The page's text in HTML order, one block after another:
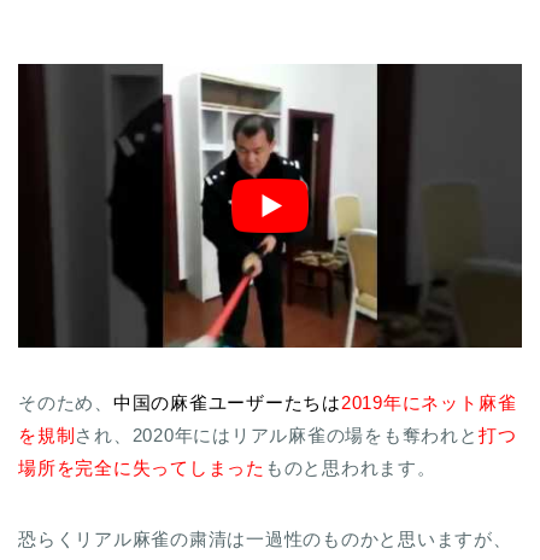
そのため、 中国の麻雀ユーザーたちは2019年にネット麻雀
を規制 され、2020年にはリアル麻雀の場をも奪われと 打つ
場所を完全に失ってしまった ものと思われます。
恐らくリアル麻雀の粛清は一過性のものかと思いますが、